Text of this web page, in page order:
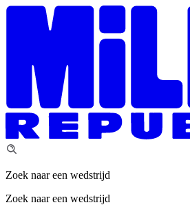
Zoek naar een wedstrijd
Zoek naar een wedstrijd